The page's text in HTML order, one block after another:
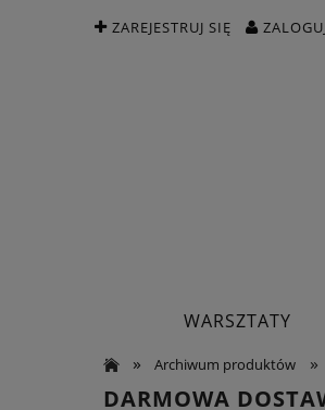
ZAREJESTRUJ SIĘ
WARSZTATY
» Archiwum produktów »
DARMOWA